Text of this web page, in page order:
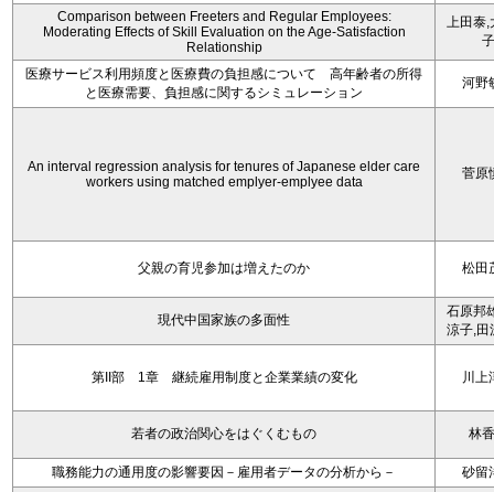
Comparison between Freeters and Regular Employees:
Moderating Effects of Skill Evaluation on the Age-Satisfaction
Relationship
上田泰,
子
医療サービス利用頻度と医療費の負担感について 高年齢者の所得
と医療需要、負担感に関するシミュレーション
河野
An interval regression analysis for tenures of Japanese elder care
workers using matched emplyer-emplyee data
菅原
父親の育児参加は増えたのか 松田
現代中国家族の多面性
石原邦
涼子,田
第II部 1章 継続雇用制度と企業業績の変化 川上
若者の政治関心をはぐくむもの 林
職務能力の通用度の影響要因－雇用者データの分析から－
砂留